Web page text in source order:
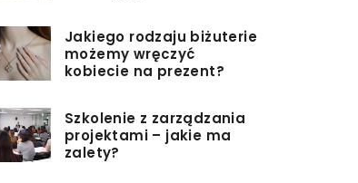
Jakiego rodzaju biżuterie
możemy wręczyć
kobiecie na prezent?
Szkolenie z zarządzania
projektami – jakie ma
zalety?